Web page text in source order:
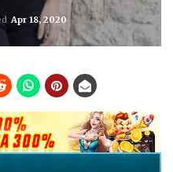
Apr 18, 2020